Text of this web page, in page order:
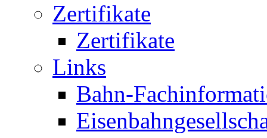
Zertifikate
Zertifikate
Links
Bahn-